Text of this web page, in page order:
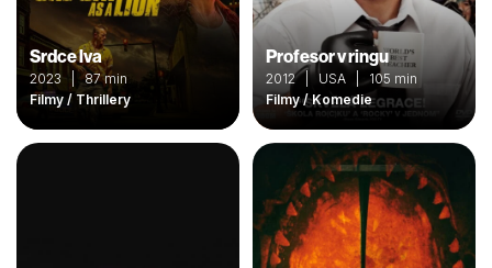
Srdce lva
2023 | 87 min
Filmy / Thrillery
Profesor v ringu
2012 | USA | 105 min
Filmy / Komedie